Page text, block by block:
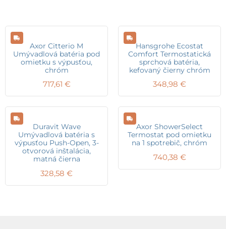
Axor Citterio M
Umývadlová batéria pod
omietku s výpusťou,
chróm
717,61 €
Hansgrohe Ecostat
Comfort Termostatická
sprchová batéria,
kefovaný čierny chróm
348,98 €
Duravit Wave
Umývadlová batéria s
výpusťou Push-Open, 3-
otvorová inštalácia,
matná čierna
328,58 €
Axor ShowerSelect
Termostat pod omietku
na 1 spotrebič, chróm
740,38 €